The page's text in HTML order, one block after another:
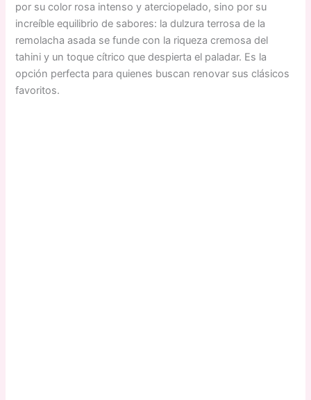
por su color rosa intenso y aterciopelado, sino por su
increíble equilibrio de sabores: la dulzura terrosa de la
remolacha asada se funde con la riqueza cremosa del
tahini y un toque cítrico que despierta el paladar. Es la
opción perfecta para quienes buscan renovar sus clásicos
favoritos.